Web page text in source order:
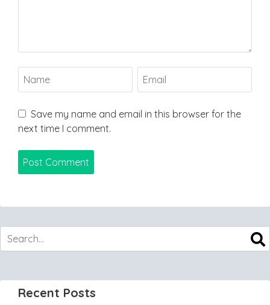
Save my name and email in this browser for the
next time I comment.
Recent Posts